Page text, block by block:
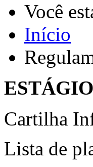
Você
Início
ESTÁGIO
Cartilha
Lista de